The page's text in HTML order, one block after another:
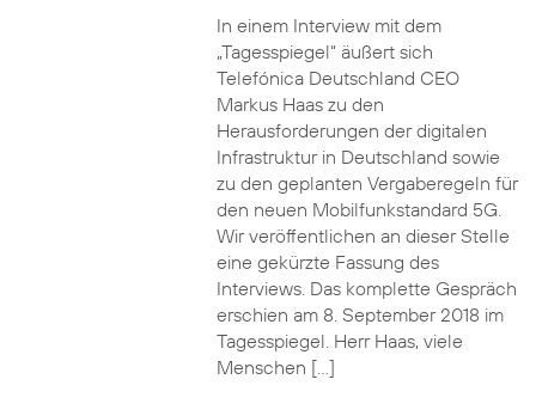
In einem Interview mit dem
„Tagesspiegel“ äußert sich
Telefónica Deutschland CEO
Markus Haas zu den
Herausforderungen der digitalen
Infrastruktur in Deutschland sowie
zu den geplanten Vergaberegeln für
den neuen Mobilfunkstandard 5G.
Wir veröffentlichen an dieser Stelle
eine gekürzte Fassung des
Interviews. Das komplette Gespräch
erschien am 8. September 2018 im
Tagesspiegel. Herr Haas, viele
Menschen […]